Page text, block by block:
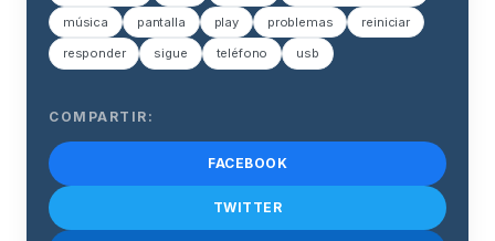
música pantalla play problemas reiniciar
responder sigue teléfono usb
COMPARTIR:
FACEBOOK
TWITTER